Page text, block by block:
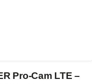
Pro-Cam LTE –